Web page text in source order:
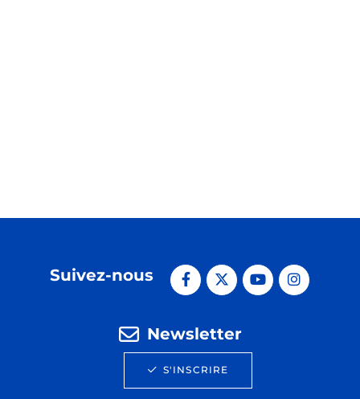
Suivez-nous
Newsletter
S'INSCRIRE